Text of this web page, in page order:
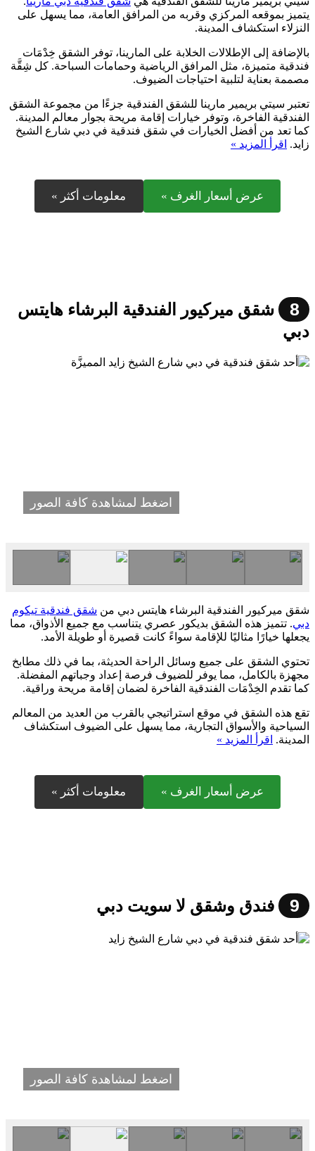
يتميز بموقعه المركزي وقربه من المرافق العامة، مما يسهل على
النزلاء استكشاف المدينة.
بالإضافة إلى الإطلالات الخلابة على المارينا، توفر الشقق خِدْمَات
فندقية متميزة، مثل المرافق الرياضية وحمامات السباحة. كل شِقَّة
مصممة بعناية لتلبية احتياجات الضيوف.
تعتبر سيتي بريمير مارينا للشقق الفندقية جزءًا من مجموعة الشقق
الفندقية الفاخرة، وتوفر خيارات إقامة مريحة بجوار معالم المدينة.
كما تعد من أفضل الخيارات في شقق فندقية في دبي شارع الشيخ
زايد. اقرأ المزيد »
عرض أسعار الغرف » معلومات أكثر »
8
شقق ميركيور الفندقية البرشاء هايتس
دبي
اضغط لمشاهدة كافة الصور
شقق ميركيور الفندقية البرشاء هايتس دبي من شقق فندقية تيكوم
دبي. تتميز هذه الشقق بديكور عصري يتناسب مع جميع الأذواق، مما
يجعلها خيارًا مثاليًا للإقامة سواءً كانت قصيرة أو طويلة الأمد.
تحتوي الشقق على جميع وسائل الراحة الحديثة، بما في ذلك مطابخ
مجهزة بالكامل، مما يوفر للضيوف فرصة إعداد وجباتهم المفضلة.
كما تقدم الخِدْمَات الفندقية الفاخرة لضمان إقامة مريحة وراقية.
تقع هذه الشقق في موقع استراتيجي بالقرب من العديد من المعالم
السياحية والأسواق التجارية، مما يسهل على الضيوف استكشاف
المدينة. اقرأ المزيد »
عرض أسعار الغرف » معلومات أكثر »
9 فندق وشقق لا سويت دبي
اضغط لمشاهدة كافة الصور